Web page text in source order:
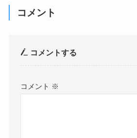
コメント
コメントする
コメント ※